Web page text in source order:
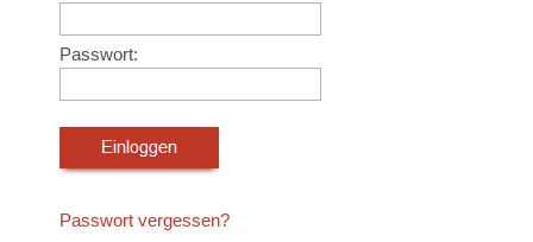
Passwort:
Passwort vergessen?